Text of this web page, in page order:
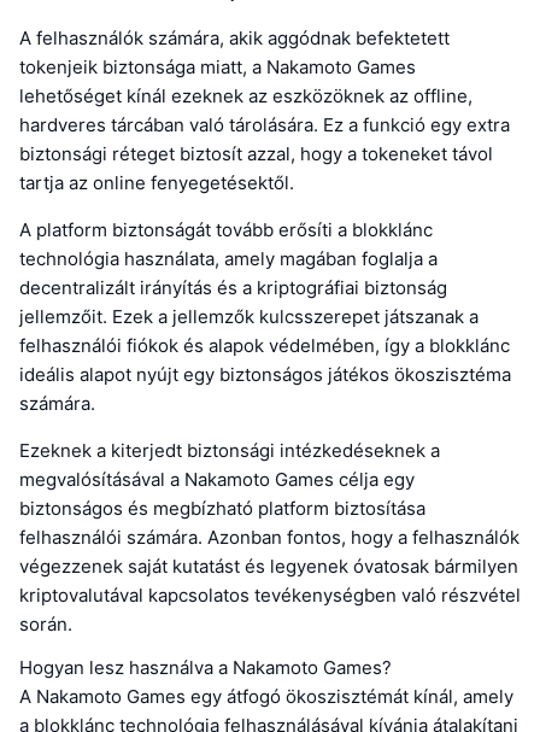
A felhasználók számára, akik aggódnak befektetett
tokenjeik biztonsága miatt, a Nakamoto Games
lehetőséget kínál ezeknek az eszközöknek az offline,
hardveres tárcában való tárolására. Ez a funkció egy extra
biztonsági réteget biztosít azzal, hogy a tokeneket távol
tartja az online fenyegetésektől.
A platform biztonságát tovább erősíti a blokklánc
technológia használata, amely magában foglalja a
decentralizált irányítás és a kriptográfiai biztonság
jellemzőit. Ezek a jellemzők kulcsszerepet játszanak a
felhasználói fiókok és alapok védelmében, így a blokklánc
ideális alapot nyújt egy biztonságos játékos ökoszisztéma
számára.
Ezeknek a kiterjedt biztonsági intézkedéseknek a
megvalósításával a Nakamoto Games célja egy
biztonságos és megbízható platform biztosítása
felhasználói számára. Azonban fontos, hogy a felhasználók
végezzenek saját kutatást és legyenek óvatosak bármilyen
kriptovalutával kapcsolatos tevékenységben való részvétel
során.
Hogyan lesz használva a Nakamoto Games?
A Nakamoto Games egy átfogó ökoszisztémát kínál, amely
a blokklánc technológia felhasználásával kívánja átalakítani